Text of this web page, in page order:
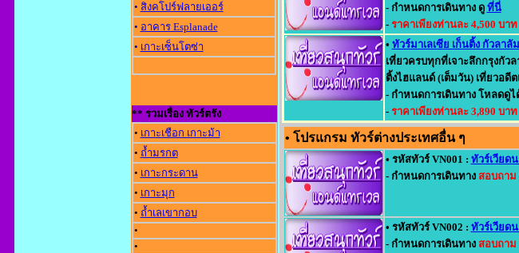
• สิงคโปร์ฟลายเออร์
• อาคาร Esplanade
• เกาะเซ็นโตซ่า
** รวมเรื่อง ทัวร์ตรัง
• เกาะเชือก เกาะม้า
• ถ้ำมรกต
• เกาะกระดาน
• เกาะมุก
• ถ้ำเลเขากอบ
•
•
- กำหนดการเดินทาง ดู ที่นี่
- ราคาเพียงท่านละ 4,500 บาท
• ทัวร์มาเลเซีย เก็นติ้ง กัวลาลั
เที่ยวครบทุกที่เจาะลึกกรุงกัว
ติ้งไฮแลนด์ (เต็มวัน) เที่ยวอดี
- กำหนดการเดินทาง โหลดดูไ
- ราคาเพียงท่านละ 3,890 บาท
• โปรแกรม ทัวร์ต่างประเทศอื่น ๆ
• รหัสทัวร์ VN001 : ทัวร์เวียด
- กำหนดการเดินทาง สอบถาม
• รหัสทัวร์ VN002 : ทัวร์เวียด
- กำหนดการเดินทางสอบถาม